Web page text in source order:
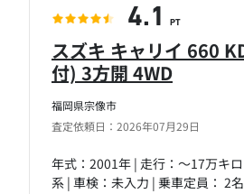
福岡県宗像市
査定依頼日：2026年07月29日
スズキ キャリイ 660
付) 3方開 4WD
年式：2001年 | 走行：～17万キ
系 | 車検：未入力 | 乗車定員： 2
4.1 PT